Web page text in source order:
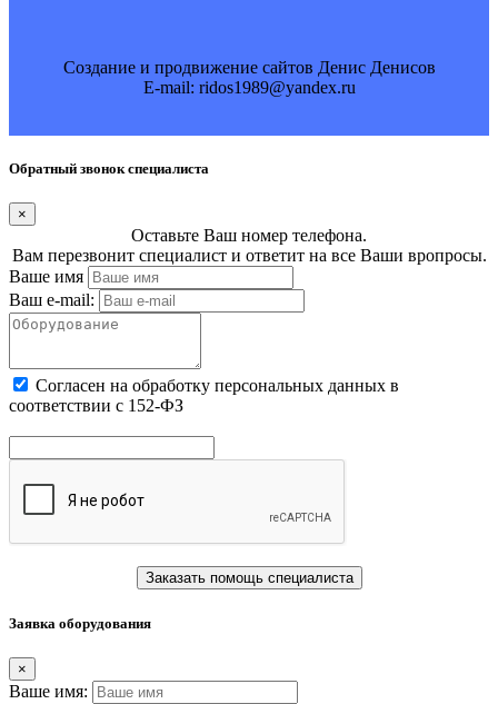
Создание и продвижение сайтов Денис Денисов
E-mail: ridos1989@yandex.ru
Обратный звонок специалиста
×
Оставьте Ваш номер телефона.
Вам перезвонит специалист и ответит на все Ваши вропросы.
Ваше имя
Ваш e-mail:
Cогласен на обработку персональных данных в
соответствии с 152-ФЗ
Заказать помощь специалиста
Заявка оборудования
×
Ваше имя: